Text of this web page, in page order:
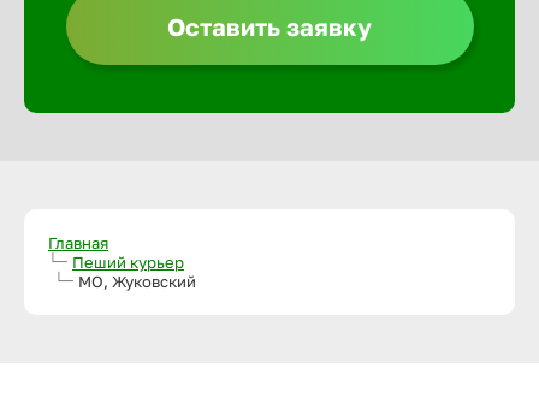
Оставить заявку
Главная
Пеший курьер
МО, Жуковский